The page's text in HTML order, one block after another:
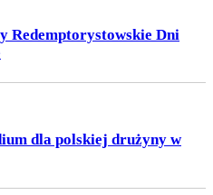
Redemptorystowskie Dni
dla polskiej drużyny w